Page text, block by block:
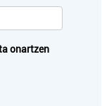
onartzen